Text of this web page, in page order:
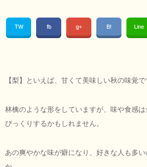
TW fb g+ B! Line
【梨】といえば、甘くて美味しい秋の味覚で
林檎のような形をしていますが、味や食感
びっくりするかもしれません。
あの爽やかな味が癖になり、好きな人も多